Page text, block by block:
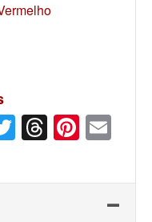
Twitter
Threads